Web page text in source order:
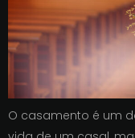
O casamento é um